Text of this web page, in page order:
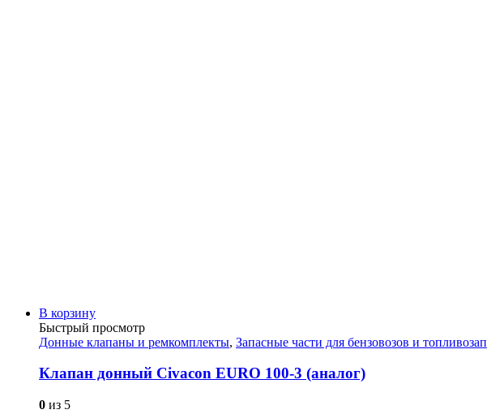
В корзину
Быстрый просмотр
Донные клапаны и ремкомплекты, Запасные части для бензовозов и
Клапан донный Civacon EURO 100-3 (аналог)
0 из 5